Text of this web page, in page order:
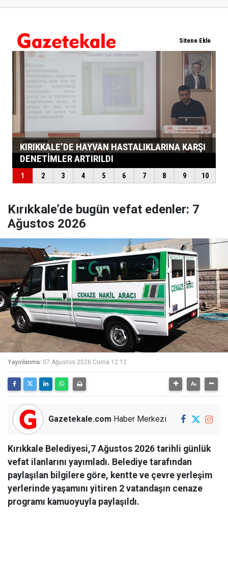
Kırıkkale’de bugün vefat edenler: 7
Ağustos 2026
Yayınlanma: 07 Ağustos 2026 Cuma 12:12
Gazetekale.com Haber Merkezi
Kırıkkale Belediyesi,7 Ağustos 2026 tarihli günlük
vefat ilanlarını yayımladı. Belediye tarafından
paylaşılan bilgilere göre, kentte ve çevre yerleşim
yerlerinde yaşamını yitiren 2 vatandaşın cenaze
programı kamuoyuyla paylaşıldı.